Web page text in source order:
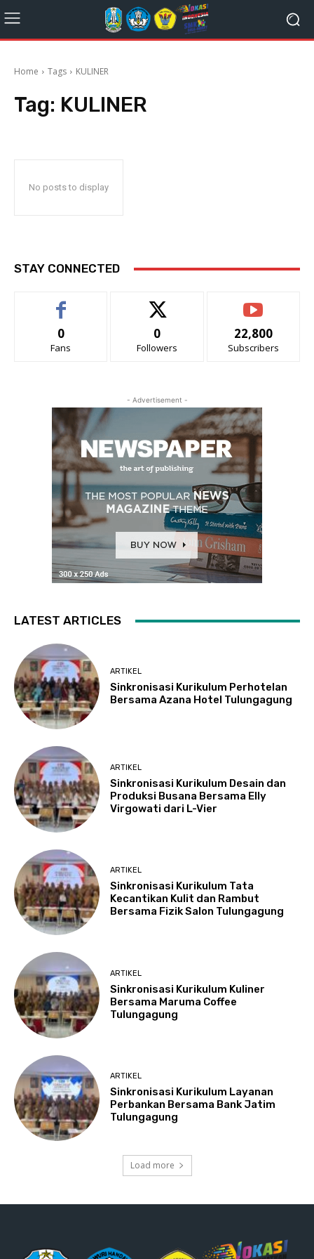
Home Tags KULINER
Tag: KULINER
No posts to display
STAY CONNECTED
0
Fans
0
Followers
22,800
Subscribers
- Advertisement -
LATEST ARTICLES
ARTIKEL
Sinkronisasi Kurikulum Perhotelan
Bersama Azana Hotel Tulungagung
ARTIKEL
Sinkronisasi Kurikulum Desain dan
Produksi Busana Bersama Elly
Virgowati dari L-Vier
ARTIKEL
Sinkronisasi Kurikulum Tata
Kecantikan Kulit dan Rambut
Bersama Fizik Salon Tulungagung
ARTIKEL
Sinkronisasi Kurikulum Kuliner
Bersama Maruma Coffee
Tulungagung
ARTIKEL
Sinkronisasi Kurikulum Layanan
Perbankan Bersama Bank Jatim
Tulungagung
Load more